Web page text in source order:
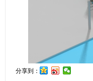
分享到：